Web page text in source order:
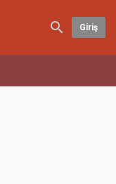
Giriş